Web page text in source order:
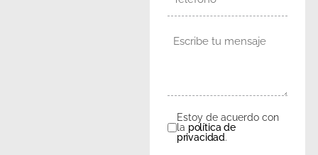
Consentimiento
Estoy de acuerdo con
la política de
privacidad.